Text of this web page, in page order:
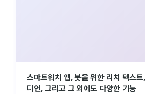
스마트워치 앱, 봇을 위한 리치 텍스
디언, 그리고 그 외에도 다양한 기능